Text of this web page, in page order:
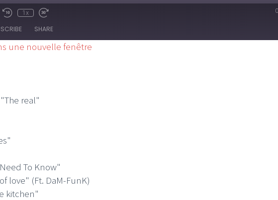
Unmute
Rewind
10
1x
Fast
Forward
seconds
SHARE
une nouvelle fenêtre
"The real"
To Know"
love" (Ft. DaM-FunK)
kitchen"